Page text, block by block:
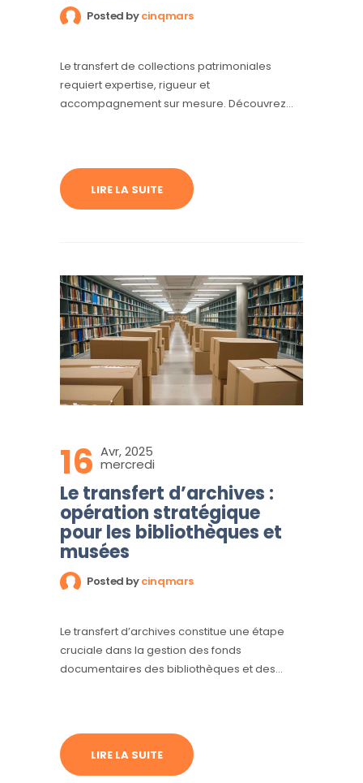
Posted bycinqmars
Le transfert de collections patrimoniales
requiert expertise, rigueur et
accompagnement sur mesure. Découvrez
LIRE LA SUITE
16 Avr, 2025
mercredi
Le transfert d’archives :
opération stratégique
pour les bibliothèques et
musées
Posted bycinqmars
Le transfert d’archives constitue une étape
cruciale dans la gestion des fonds
documentaires des bibliothèques et des
LIRE LA SUITE